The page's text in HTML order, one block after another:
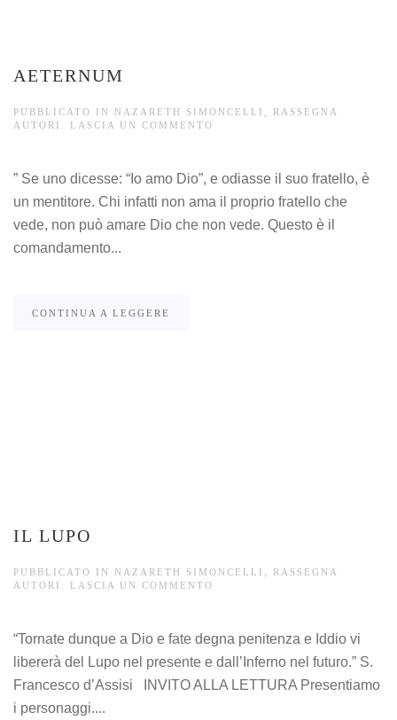
AETERNUM
PUBBLICATO IN NAZARETH SIMONCELLI
RASSEGNA
AUTORI
LASCIA UN COMMENTO
” Se uno dicesse: “Io amo Dio”, e odiasse il suo fratello, è
un mentitore. Chi infatti non ama il proprio fratello che
vede, non può amare Dio che non vede. Questo è il
comandamento...
CONTINUA A LEGGERE
IL LUPO
PUBBLICATO IN NAZARETH SIMONCELLI
RASSEGNA
AUTORI
LASCIA UN COMMENTO
“Tornate dunque a Dio e fate degna penitenza e Iddio vi
libererà del Lupo nel presente e dall’Inferno nel futuro.” S.
Francesco d’Assisi INVITO ALLA LETTURA Presentiamo
i personaggi....